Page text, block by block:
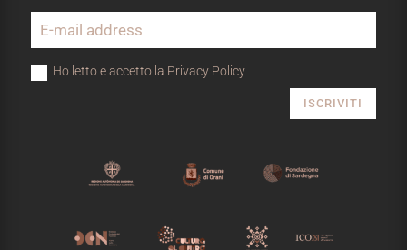
Ho letto e accetto la Privacy Policy
ISCRIVITI